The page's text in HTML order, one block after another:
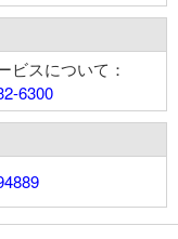
ビスについて：
6300